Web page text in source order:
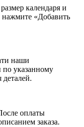
календаря и
нажмите «Добавить
наши
по указанному
деталей.
оплаты
заказа.